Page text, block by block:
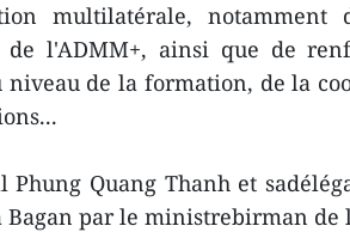
multilatérale,
de l'ADMM+, ainsi que de
niveau de la formation, de la
Phung Quang Thanh et
Bagan par le ministrebirman de